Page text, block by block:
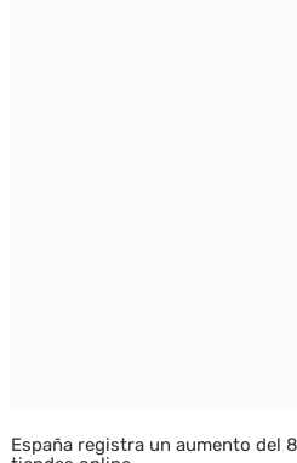
España registra un aumento del